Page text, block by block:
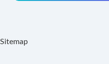
Sitemap